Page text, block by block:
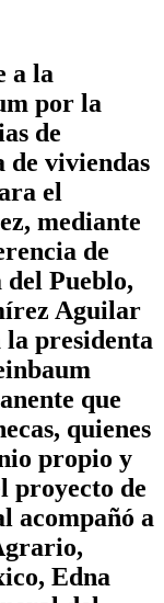
a la
por la
de
de viviendas
el
mediante
de
Pueblo,
Aguilar
la presidenta
que
quienes
propio y
proyecto de
acompañó a
Edna